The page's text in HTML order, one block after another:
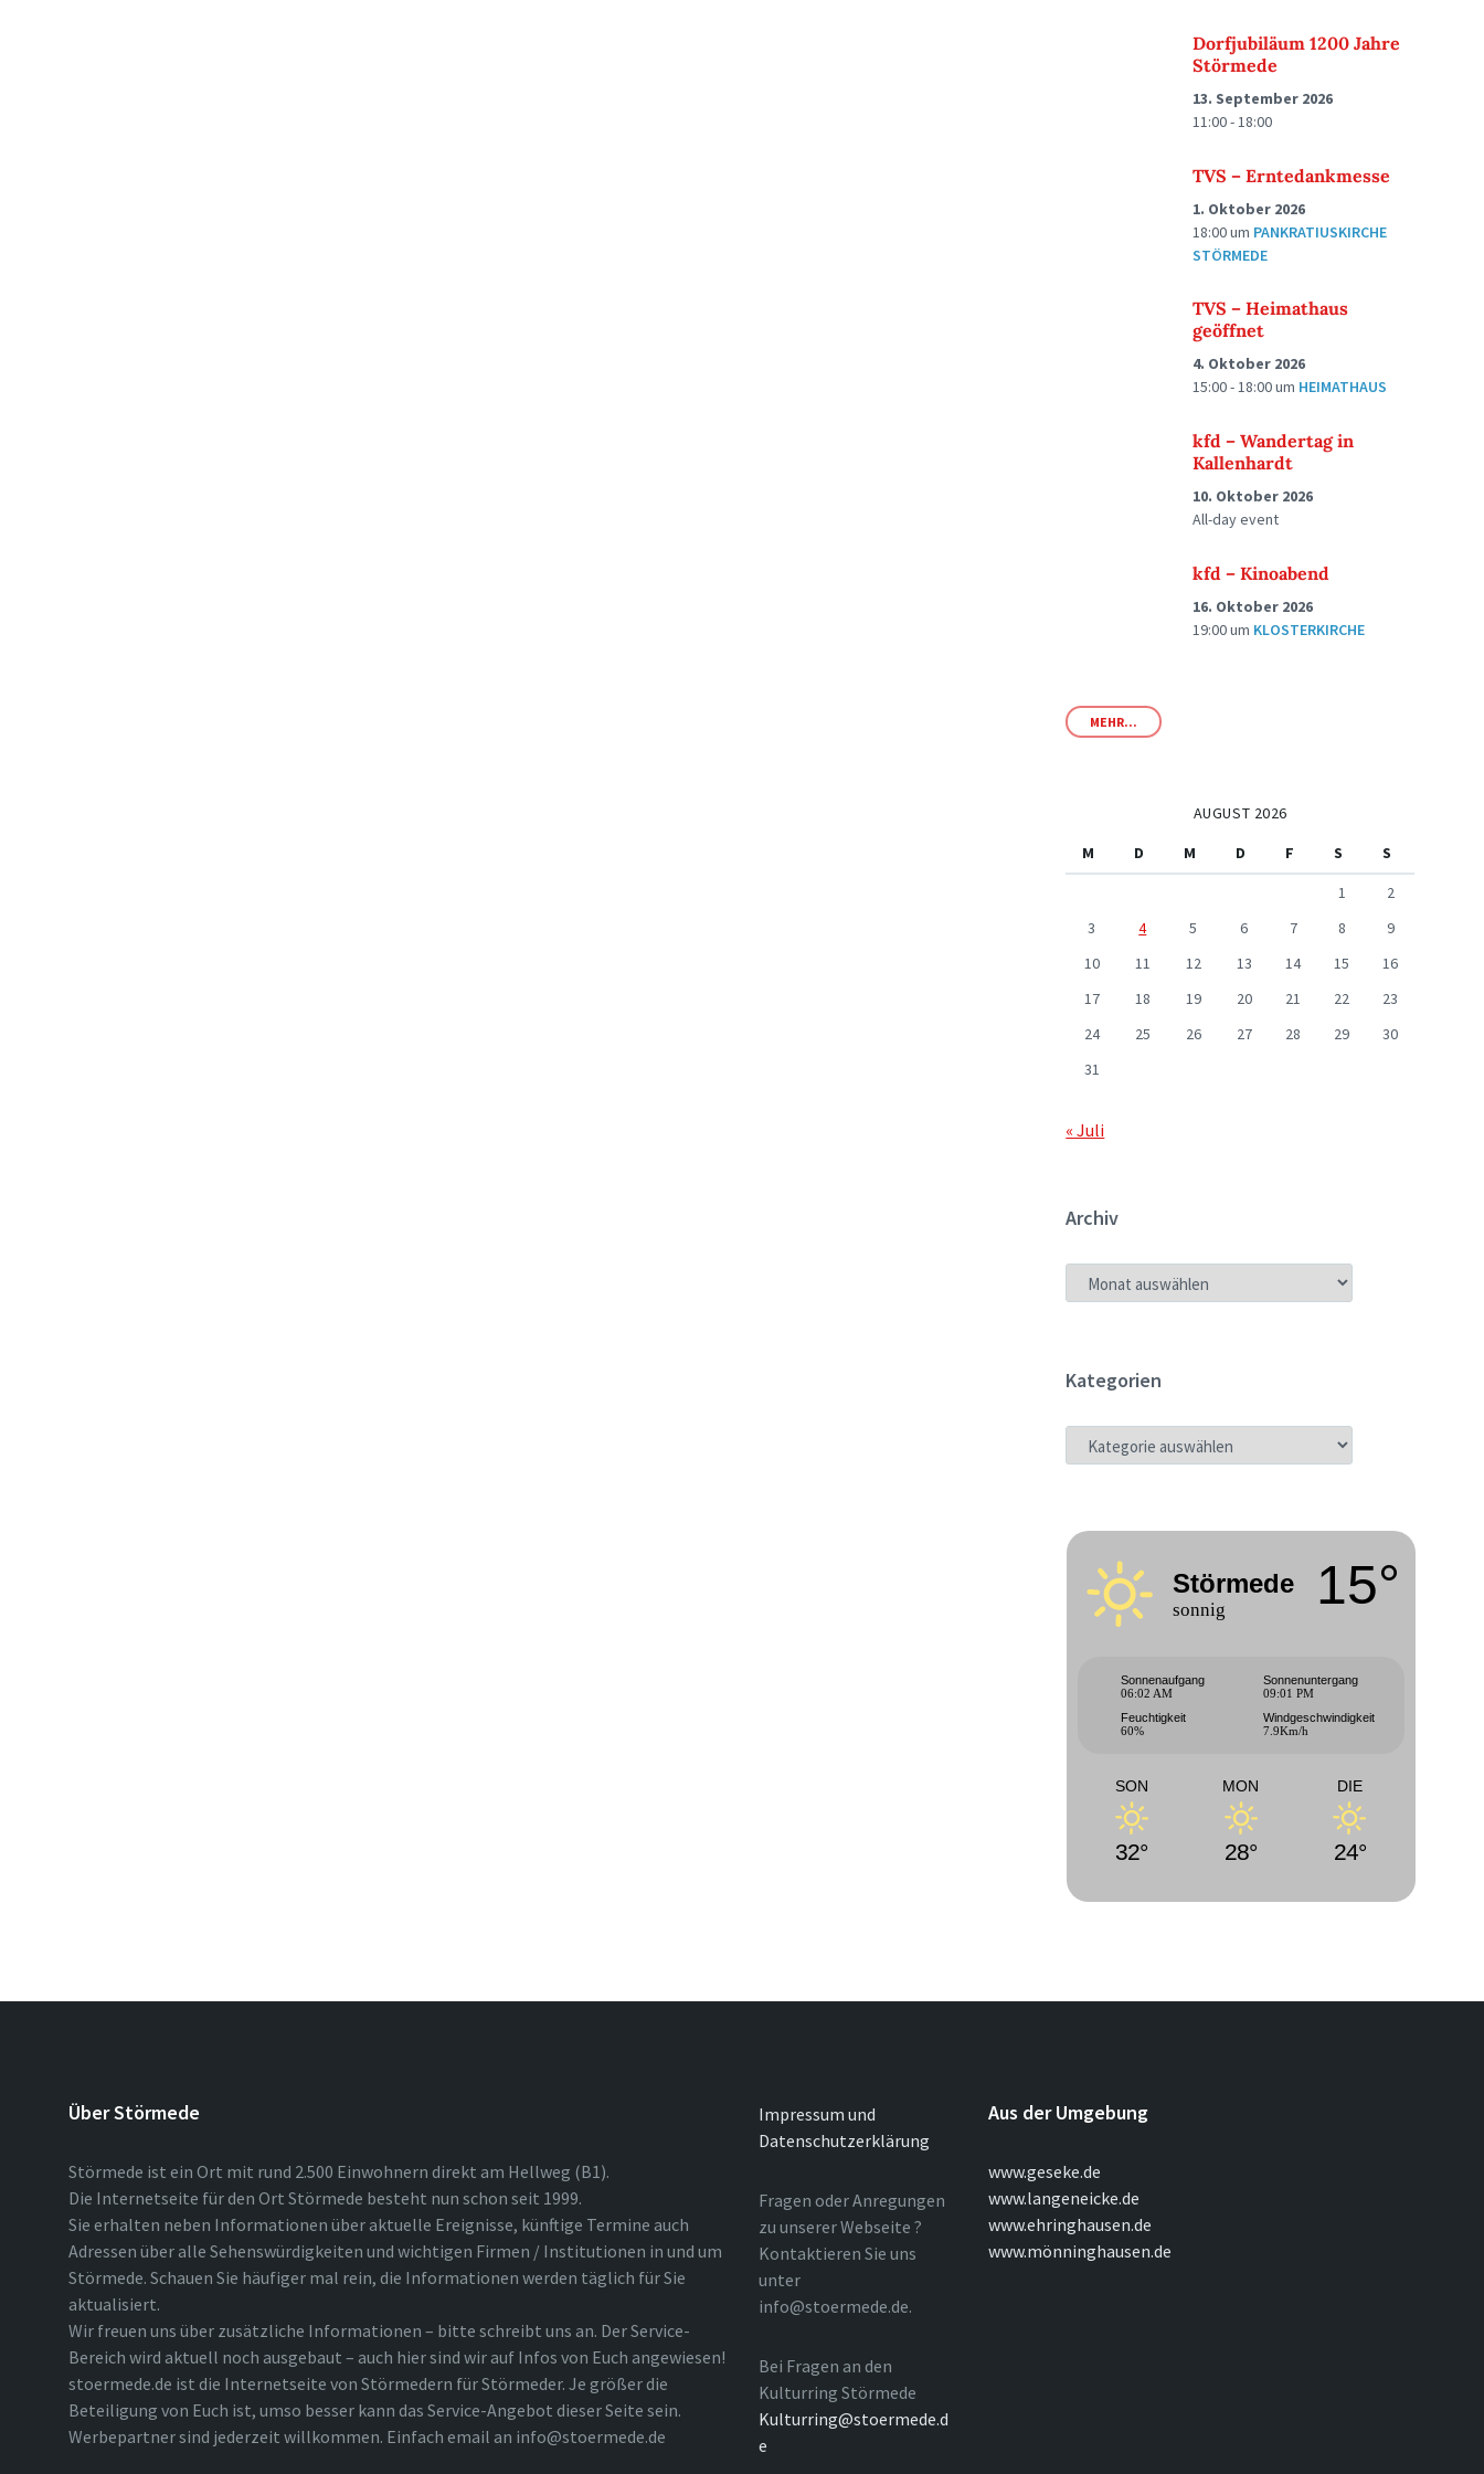
Dorfjubiläum 1200 Jahre
Störmede
13. September 2026
11:00 - 18:00
TVS – Erntedankmesse
1. Oktober 2026
18:00um PANKRATIUSKIRCHE
STÖRMEDE
TVS – Heimathaus
geöffnet
4. Oktober 2026
15:00 - 18:00um HEIMATHAUS
kfd – Wandertag in
Kallenhardt
10. Oktober 2026
All-day event
kfd – Kinoabend
16. Oktober 2026
19:00um KLOSTERKIRCHE
MEHR...
AUGUST 2026
M
D M D F S
S
1
2
3
4 5 6 7 8
9
10
11 12 13 14 15
16
17
18 19 20 21 22
23
24
25 26 27 28 29
30
31
« Juli
Archiv
ARCHIV
Kategorien
KATEGORIEN
Störmede
sonnig 15°
Sonnenaufgang
06:02 AM
Sonnenuntergang
09:01 PM
Feuchtigkeit
60%
Windgeschwindigkeit
7.9Km/h
SON
32°
MON
28°
DIE
24°
Über Störmede
Störmede ist ein Ort mit rund 2.500 Einwohnern direkt am Hellweg (B1).
Die Internetseite für den Ort Störmede besteht nun schon seit 1999.
Sie erhalten neben Informationen über aktuelle Ereignisse, künftige Termine auch
Adressen über alle Sehenswürdigkeiten und wichtigen Firmen / Institutionen in und um
Störmede. Schauen Sie häufiger mal rein, die Informationen werden täglich für Sie
aktualisiert.
Wir freuen uns über zusätzliche Informationen – bitte schreibt uns an. Der Service-
Bereich wird aktuell noch ausgebaut – auch hier sind wir auf Infos von Euch angewiesen!
stoermede.de ist die Internetseite von Störmedern für Störmeder. Je größer die
Beteiligung von Euch ist, umso besser kann das Service-Angebot dieser Seite sein.
Werbepartner sind jederzeit willkommen. Einfach email an info@stoermede.de
Impressum und
Datenschutzerklärung
Fragen oder Anregungen
zu unserer Webseite ?
Kontaktieren Sie uns
unter
info@stoermede.de.
Bei Fragen an den
Kulturring Störmede
Kulturring@stoermede.d
e
Aus der Umgebung
www.geseke.de
www.langeneicke.de
www.ehringhausen.de
www.mönninghausen.de